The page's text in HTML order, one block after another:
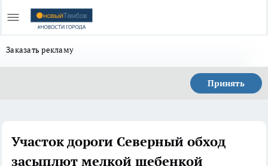
Заказать рекламу
Принять
Участок дороги Северный обход
засыплют мелкой щебенкой